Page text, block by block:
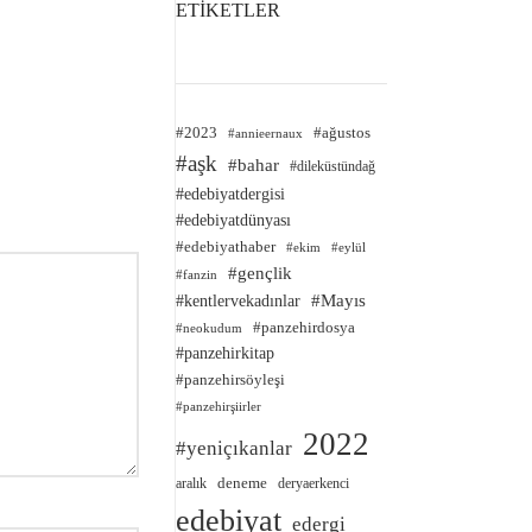
ETİKETLER
#2023 #annieernaux #ağustos
#aşk #bahar #dileküstündağ
#edebiyatdergisi
#edebiyatdünyası
#edebiyathaber #ekim #eylül
#fanzin
#gençlik
#kentlervekadınlar #Mayıs
#neokudum
#panzehirdosya
#panzehirkitap
#panzehirsöyleşi
#panzehirşiirler
#yeniçıkanlar 2022
aralık deneme deryaerkenci
edebiyat edergi